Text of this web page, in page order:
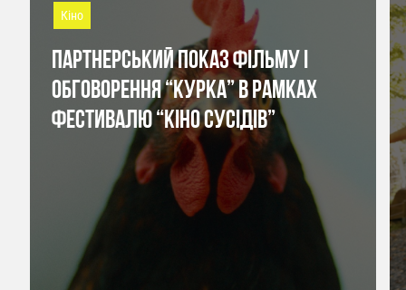
Кіно
ПАРТНЕРСЬКИЙ ПОКАЗ ФІЛЬМУ І
ОБГОВОРЕННЯ “КУРКА” В РАМКАХ
ФЕСТИВАЛЮ “КІНО СУСІДІВ”